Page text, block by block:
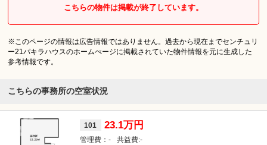
こちらの物件は掲載が終了しています。
※このページの情報は広告情報ではありません。過去から現在までセンチュリ
ー21パキラハウスのホームぺージに掲載されていた物件情報を元に生成した
参考情報です。
こちらの事務所の空室状況
101 23.1万円
- -